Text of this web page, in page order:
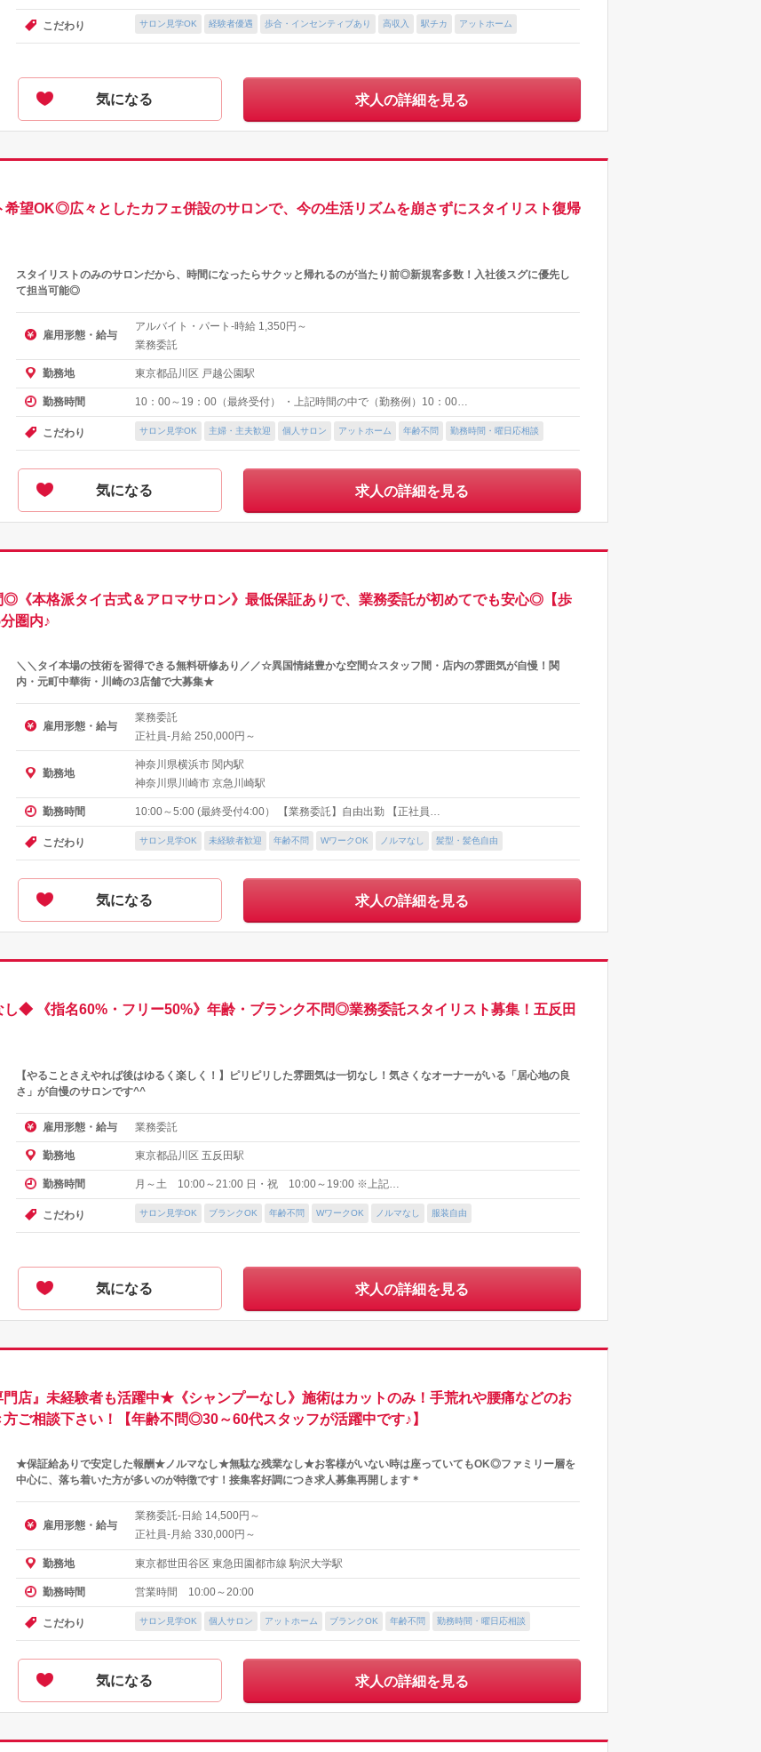
こだわり サロン見学OK 経験者優遇 歩合・インセンティブあり 高収入 駅チカ アットホーム
気になる 求人の詳細を見る
望OK◎広々としたカフェ併設のサロンで、今の生活リズムを崩さずにスタイリスト復帰
スタイリストのみのサロンだから、時間になったらサクッと帰れるのが当たり前◎新規客多数！入社後スグに優先し
て担当可能◎
雇用形態・給与
アルバイト・パート-時給 1,350円～
業務委託
勤務地 東京都品川区 戸越公園駅
勤務時間 10：00～19：00（最終受付） ・上記時間の中で（勤務例）10：00…
こだわり サロン見学OK 主婦・主夫歓迎 個人サロン アットホーム 年齢不問 勤務時間・曜日応相談
気になる 求人の詳細を見る
◎《本格派タイ古式＆アロマサロン》最低保証ありで、業務委託が初めてでも安心◎【歩
圏内♪
＼＼タイ本場の技術を習得できる無料研修あり／／☆異国情緒豊かな空間☆スタッフ間・店内の雰囲気が自慢！関
内・元町中華街・川崎の3店舗で大募集★
雇用形態・給与
業務委託
正社員-月給 250,000円～
勤務地
神奈川県横浜市 関内駅
神奈川県川崎市 京急川崎駅
勤務時間 10:00～5:00 (最終受付4:00） 【業務委託】自由出勤 【正社員…
こだわり サロン見学OK 未経験者歓迎 年齢不問 WワークOK ノルマなし 髪型・髪色自由
気になる 求人の詳細を見る
◆ 《指名60%・フリー50%》年齢・ブランク不問◎業務委託スタイリスト募集！五反田
【やることさえやれば後はゆるく楽しく！】ピリピリした雰囲気は一切なし！気さくなオーナーがいる「居心地の良
さ」が自慢のサロンです^^
雇用形態・給与 業務委託
勤務地 東京都品川区 五反田駅
勤務時間 月～土 10:00～21:00 日・祝 10:00～19:00 ※上記…
こだわり サロン見学OK ブランクOK 年齢不問 WワークOK ノルマなし 服装自由
気になる 求人の詳細を見る
店』未経験者も活躍中★《シャンプーなし》施術はカットのみ！手荒れや腰痛などのお
ご相談下さい！【年齢不問◎30～60代スタッフが活躍中です♪】
★保証給ありで安定した報酬★ノルマなし★無駄な残業なし★お客様がいない時は座っていてもOK◎ファミリー層を
中心に、落ち着いた方が多いのが特徴です！接集客好調につき求人募集再開します＊
雇用形態・給与
業務委託-日給 14,500円～
正社員-月給 330,000円～
勤務地 東京都世田谷区 東急田園都市線 駒沢大学駅
勤務時間 営業時間 10:00～20:00
こだわり サロン見学OK 個人サロン アットホーム ブランクOK 年齢不問 勤務時間・曜日応相談
気になる 求人の詳細を見る